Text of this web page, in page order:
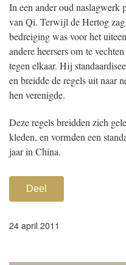
In een ander oud
van Qi. Terwijl de Hertog
bedreiging was voor het
andere heersers om te
tegen elkaar. Hij
en breidde de regels uit naar
hen verenigde.
Deze regels breidden zich
kleden, en vormden een
jaar in China.
Deel
24 april 2011